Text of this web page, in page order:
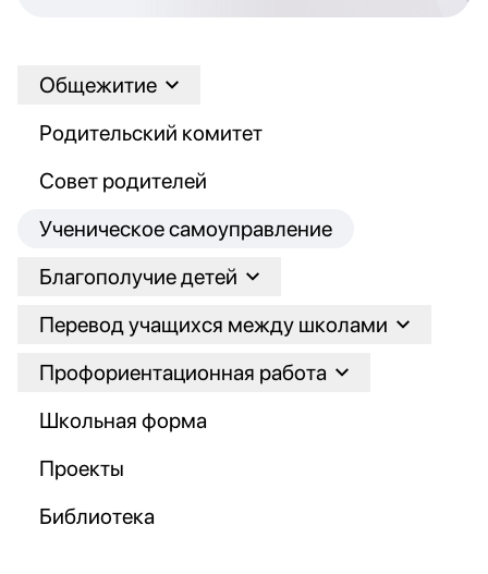
Общежитие
Родительский комитет
Совет родителей
Ученическое самоуправление
Благополучие детей
Перевод учащихся между школами
Профориентационная работа
Школьная форма
Проекты
Библиотека